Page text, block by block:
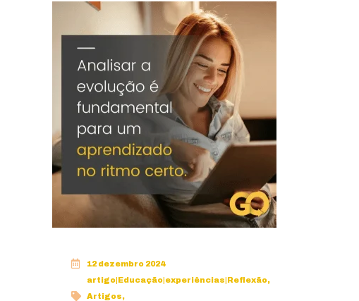
12 dezembro 2024
artigo|Educação|experiências|Reflexão,
Artigos,